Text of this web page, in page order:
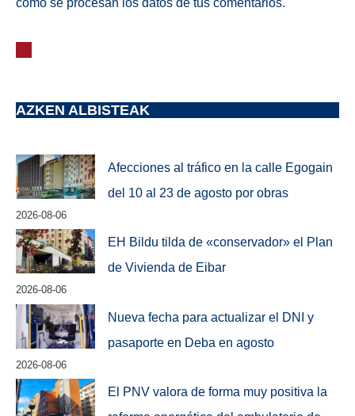
AZKEN ALBISTEAK
Afecciones al tráfico en la calle Egogain
del 10 al 23 de agosto por obras
2026-08-06
EH Bildu tilda de «conservador» el Plan
de Vivienda de Eibar
2026-08-06
Nueva fecha para actualizar el DNI y
pasaporte en Deba en agosto
2026-08-06
El PNV valora de forma muy positiva la